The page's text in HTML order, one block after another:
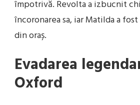
împotrivă. Revolta a izbucnit
încoronarea sa, iar Matilda a
din oraș.
Evadarea
Oxford